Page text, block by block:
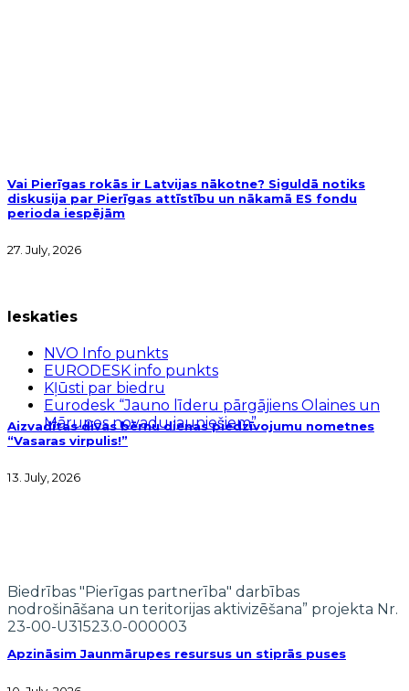
Vai Pierīgas rokās ir Latvijas nākotne? Siguldā notiks
diskusija par Pierīgas attīstību un nākamā ES fondu
perioda iespējām
27. July, 2026
Aizvadītas divas bērnu dienas piedzīvojumu nometnes
“Vasaras virpulis!”
13. July, 2026
Apzināsim Jaunmārupes resursus un stiprās puses
Ieskaties
NVO Info punkts
EURODESK info punkts
Kļūsti par biedru
Eurodesk “Jauno līderu pārgājiens Olaines un
Mārupes novadu jauniešiem”
Biedrības "Pierīgas partnerība" darbības
nodrošināšana un teritorijas aktivizēšana” projekta Nr.
23-00-U31523.0-000003